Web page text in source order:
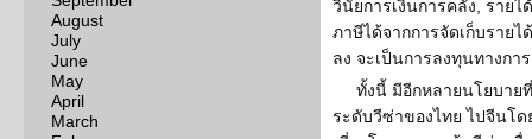
August
July
June
May
April
March
วินัยการเงินการคลัง, ราย
ภาษีได้จากการจัดเก็บราย
ลง จะเป็นการลงทุนทางกา
ทั้งนี้ มีอีกหลายนโยบายที่
ระดับวีซ่าของไทย ไปจีนโ